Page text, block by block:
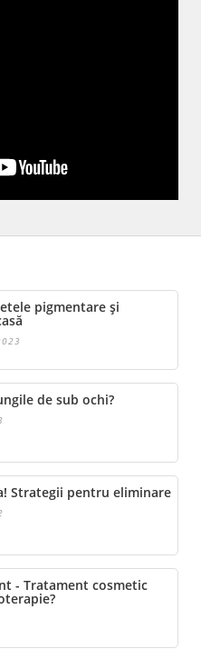
pigmentare și
de sub ochi?
Strategii pentru eliminare
- Tratament cosmetic